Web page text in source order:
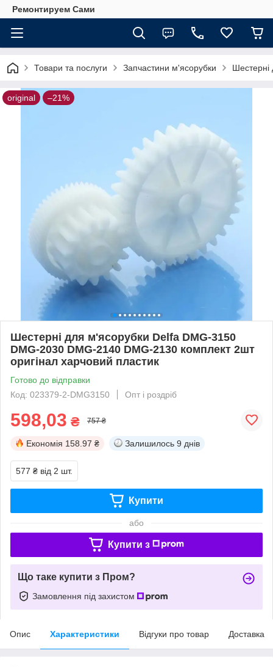
Ремонтируем Сами
Товари та послуги Запчастини м'ясорубки Шестерні
original –21%
Шестерні для м'ясорубки Delfa DMG-3150
DMG-2030 DMG-2140 DMG-2130 комплект 2шт
оригінал харчовий пластик
Готово до відправки
Код: 023379-2-DMG3150
Опт і роздріб
598,03 ₴ 757 ₴
Економія 158.97 ₴ Залишилось 9 днів
577 ₴ від 2 шт.
Купити
або
Купити з
Що таке купити з Пром?
Замовлення під захистом
Опис Характеристики Відгуки про товар Доставка